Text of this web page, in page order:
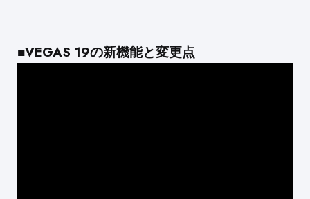
■VEGAS 19の新機能と変更点